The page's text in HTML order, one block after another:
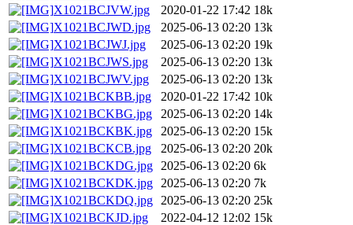
X1021BCJVW.jpg
2020-01-22 17:42 18k
X1021BCJWD.jpg
2025-06-13 02:20 13k
X1021BCJWJ.jpg
2025-06-13 02:20 19k
X1021BCJWS.jpg
2025-06-13 02:20 13k
X1021BCJWV.jpg
2025-06-13 02:20 13k
X1021BCKBB.jpg
2020-01-22 17:42 10k
X1021BCKBG.jpg
2025-06-13 02:20 14k
X1021BCKBK.jpg
2025-06-13 02:20 15k
X1021BCKCB.jpg
2025-06-13 02:20 20k
X1021BCKDG.jpg
2025-06-13 02:20 6k
X1021BCKDK.jpg
2025-06-13 02:20 7k
X1021BCKDQ.jpg
2025-06-13 02:20 25k
X1021BCKJD.jpg
2022-04-12 12:02 15k